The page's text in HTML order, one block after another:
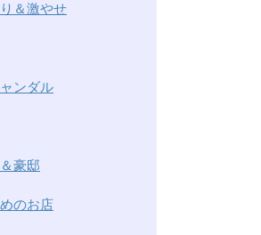
＆激やせ
ンダル
豪邸
のお店